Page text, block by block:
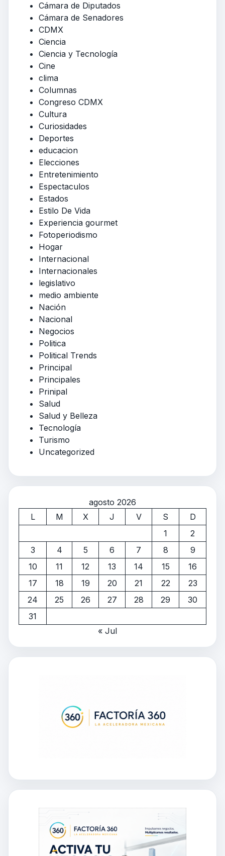
Cámara de Diputados
Cámara de Senadores
CDMX
Ciencia
Ciencia y Tecnología
Cine
clima
Columnas
Congreso CDMX
Cultura
Curiosidades
Deportes
educacion
Elecciones
Entretenimiento
Espectaculos
Estados
Estilo De Vida
Experiencia gourmet
Fotoperiodismo
Hogar
Internacional
Internacionales
legislativo
medio ambiente
Nación
Nacional
Negocios
Politica
Political Trends
Principal
Principales
Prinipal
Salud
Salud y Belleza
Tecnología
Turismo
Uncategorized
agosto 2026
L
M X J V S
D
1
2
3
4 5 6 7 8
9
10
11 12 13 14 15
16
17
18 19 20 21 22
23
24
25 26 27 28 29
30
31
« Jul